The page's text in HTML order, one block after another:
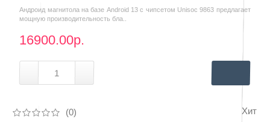
Андроид магнитола на базе Android 13 с чипсетом Unisoc 9863 предлагает
мощную производительность бла..
16900.00р.
(0) Хит